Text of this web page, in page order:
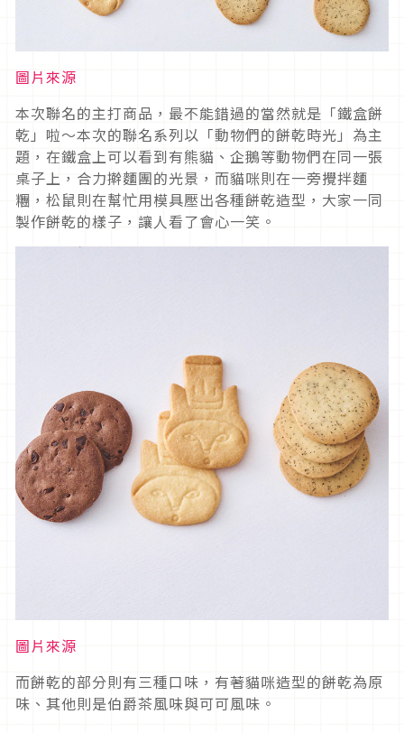
圖片來源
本次聯名的主打商品，最不能錯過的當然就是「鐵盒餅
乾」啦～本次的聯名系列以「動物們的餅乾時光」為主
題，在鐵盒上可以看到有熊貓、企鵝等動物們在同一張
桌子上，合力擀麵團的光景，而貓咪則在一旁攪拌麵
糰，松鼠則在幫忙用模具壓出各種餅乾造型，大家一同
製作餅乾的樣子，讓人看了會心一笑。
圖片來源
而餅乾的部分則有三種口味，有著貓咪造型的餅乾為原
味、其他則是伯爵茶風味與可可風味。